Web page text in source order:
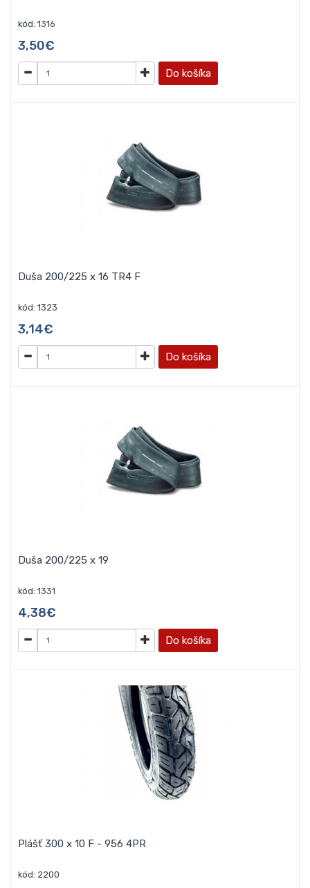
kód: 1316
3,50€
Do košíka
Duša 200/225 x 16 TR4 F
kód: 1323
3,14€
Do košíka
Duša 200/225 x 19
kód: 1331
4,38€
Do košíka
Plášť 300 x 10 F - 956 4PR
kód: 2200